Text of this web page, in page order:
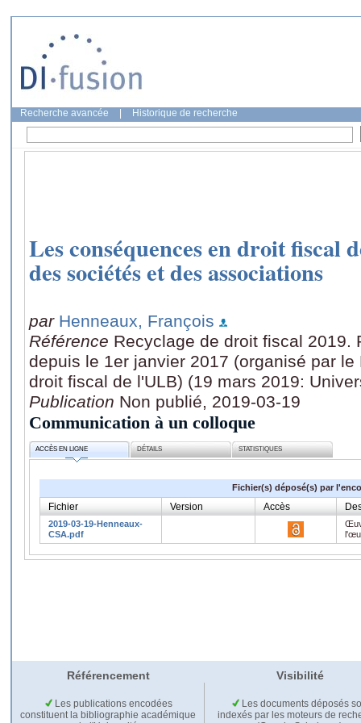
Recherche avancée Historique de recherche
Les conséquences en droit fiscal
des sociétés et des associations
par Henneaux, François
Référence Recyclage de droit fiscal 2019.
depuis le 1er janvier 2017 (organisé par
droit fiscal de l'ULB) (19 mars 2019:
Publication Non publié, 2019-03-19
Communication à un colloque
ACCÈS EN LIGNE DÉTAILS STATISTIQUES
Fichier(s) déposé(s) par
Fichier Version Accès
2019-03-19-Henneaux-
CSA.pdf
Référencement Visibilité
Les publications encodées
constituent la bibliographie académique
Les documents déposés
indexés par les moteurs de